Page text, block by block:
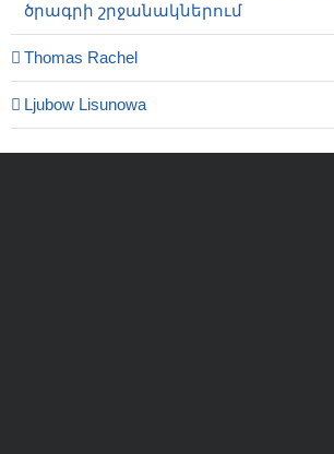
ծրագրի շրջանակներում
Thomas Rachel
Ljubow Lisunowa